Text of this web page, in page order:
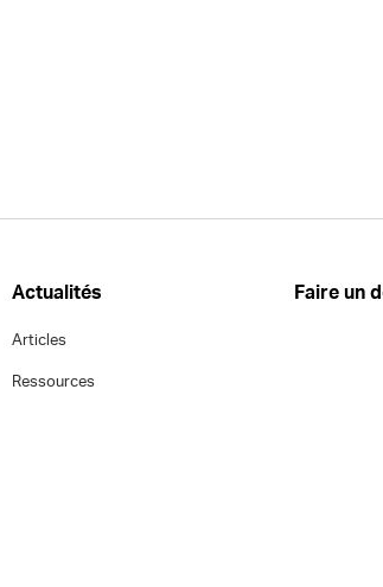
Actualités
Articles
Ressources
Faire un